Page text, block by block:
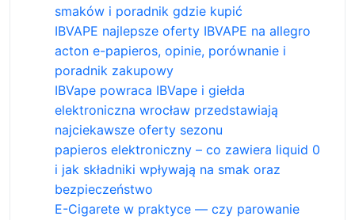
smaków i poradnik gdzie kupić
IBVAPE najlepsze oferty IBVAPE na allegro
acton e-papieros, opinie, porównanie i
poradnik zakupowy
IBVape powraca IBVape i giełda
elektroniczna wrocław przedstawiają
najciekawsze oferty sezonu
papieros elektroniczny – co zawiera liquid 0
i jak składniki wpływają na smak oraz
bezpieczeństwo
E-Cigarete w praktyce — czy parowanie